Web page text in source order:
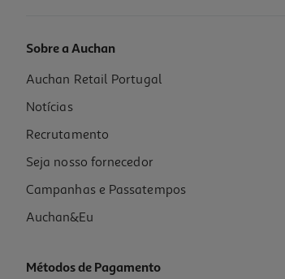
Sobre a Auchan
Auchan Retail Portugal
Notícias
Recrutamento
Seja nosso fornecedor
Campanhas e Passatempos
Auchan&Eu
Métodos de Pagamento